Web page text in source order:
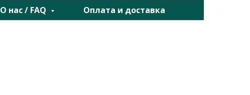
О нас / FAQ Оплата и доставка